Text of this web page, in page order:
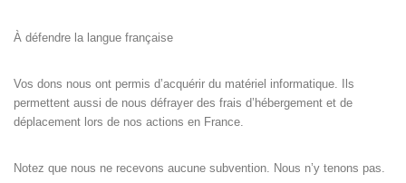
À défendre la langue française
Vos dons nous ont permis d’acquérir du matériel informatique. Ils
permettent aussi de nous défrayer des frais d’hébergement et de
déplacement lors de nos actions en France.
Notez que nous ne recevons aucune subvention. Nous n’y tenons pas.